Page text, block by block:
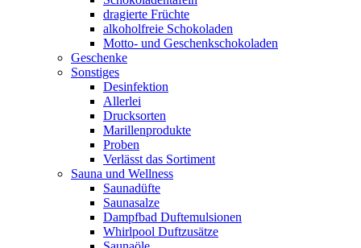
dragierte Früchte
alkoholfreie Schokoladen
Motto- und Geschenkschokoladen
Geschenke
Sonstiges
Desinfektion
Allerlei
Drucksorten
Marillenprodukte
Proben
Verlässt das Sortiment
Sauna und Wellness
Saunadüfte
Saunasalze
Dampfbad Duftemulsionen
Whirlpool Duftzusätze